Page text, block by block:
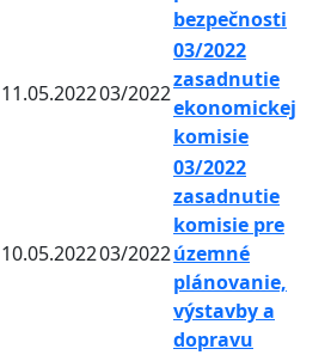
bezpečnosti
11.05.202203/2022
03/2022
zasadnutie
ekonomickej
komisie
10.05.202203/2022
03/2022
zasadnutie
komisie pre
územné
plánovanie,
výstavby a
dopravu